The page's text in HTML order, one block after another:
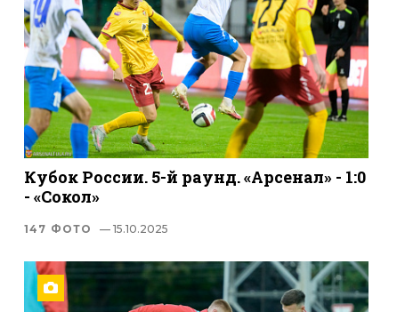
Кубок России. 5-й раунд. «Арсенал» - 1:0
- «Сокол»
147 ФОТО — 15.10.2025